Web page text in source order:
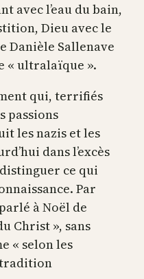
avec l’eau du bain,
Dieu avec le
Danièle Sallenave
« ultralaïque ».
qui, terrifiés
passions
les nazis et les
dans l’excès
ce qui
Par
à Noël de
Christ », sans
« selon les
tradition